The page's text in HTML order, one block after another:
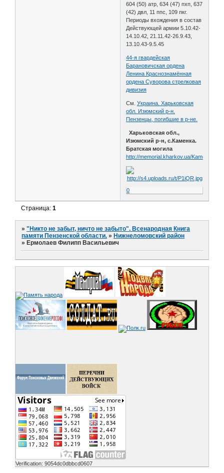
604 (50) атр, 634 (47) пхп, 637
(42) двл, 11 ппс, 109 пкг.
Периоды вхождения в состав
Действующей армии 5.10.42-
14.10.42, 21.11.42-26.9.43,
13.10.43-9.5.45
44-я гвардейская
Барановичская ордена
Ленина Краснознамённая
ордена Суворова стрелковая
дивизия
См.Украина. Харьковская
обл. Изюмский р-н.
Пензенцы, погибшие в р-не.
Харьковская обл.,
Изюмский р-н, с.Каменка.
Братская могила
http://memorial.kharkov.ua/Kamenka3
0
Страница:1
»"Никто не забыт, ничто не забыто". Всенародная Книга
памяти Пензенской области. » Нижнеломовский район
» Ермолаев Филипп Васильевич
Verification: 9054dc0dbbcd0607